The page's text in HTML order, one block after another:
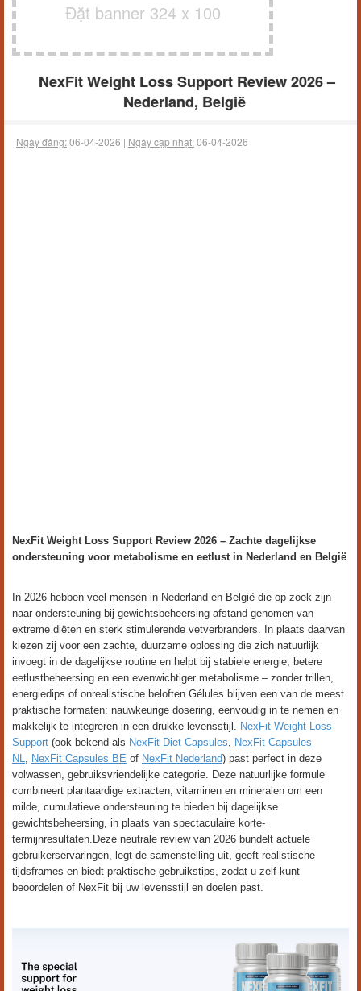
Đặt banner 324 x 100
NexFit Weight Loss Support Review 2026 –
Nederland, België
Ngày đăng:06-04-2026 | Ngày cập nhật:06-04-2026
NexFit Weight Loss Support Review 2026 – Zachte dagelijkse
ondersteuning voor metabolisme en eetlust in Nederland en België
In 2026 hebben veel mensen in Nederland en België die op zoek zijn
naar ondersteuning bij gewichtsbeheersing afstand genomen van
extreme diëten en sterk stimulerende vetverbranders. In plaats daarvan
kiezen zij voor een zachte, duurzame oplossing die zich natuurlijk
invoegt in de dagelijkse routine en helpt bij stabiele energie, betere
eetlustbeheersing en een evenwichtiger metabolisme – zonder trillen,
energiedips of onrealistische beloften.Gélules blijven een van de meest
praktische formaten: nauwkeurige dosering, eenvoudig in te nemen en
makkelijk te integreren in een drukke levensstijl. NexFit Weight Loss
Support (ook bekend als NexFit Diet Capsules, NexFit Capsules
NL, NexFit Capsules BE of NexFit Nederland) past perfect in deze
volwassen, gebruiksvriendelijke categorie. Deze natuurlijke formule
combineert plantaardige extracten, vitaminen en mineralen om een
milde, cumulatieve ondersteuning te bieden bij dagelijkse
gewichtsbeheersing, in plaats van spectaculaire korte-
termijnresultaten.Deze neutrale review van 2026 bundelt actuele
gebruikerservaringen, legt de samenstelling uit, geeft realistische
tijdsframes en biedt praktische gebruikstips, zodat u zelf kunt
beoordelen of NexFit bij uw levensstijl en doelen past.